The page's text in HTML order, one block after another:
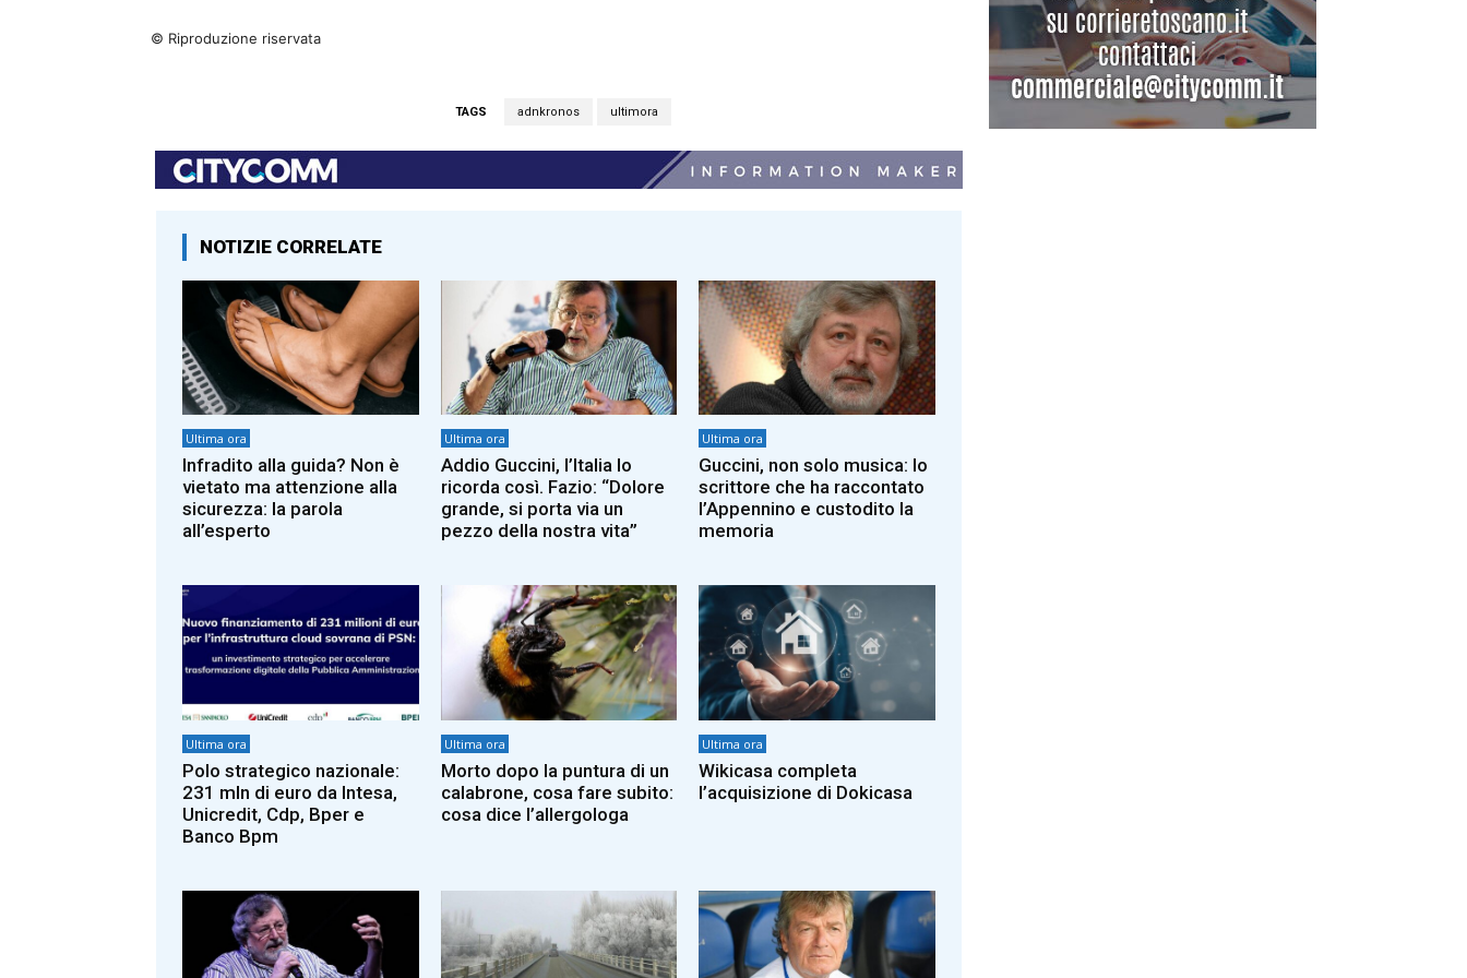
© Riproduzione riservata
TAGS adnkronos ultimora
NOTIZIE CORRELATE
Ultima ora
Infradito alla guida? Non è
vietato ma attenzione alla
sicurezza: la parola
all’esperto
Ultima ora
Addio Guccini, l’Italia lo
ricorda così. Fazio: “Dolore
grande, si porta via un
pezzo della nostra vita”
Ultima ora
Guccini, non solo musica: lo
scrittore che ha raccontato
l’Appennino e custodito la
memoria
Ultima ora
Polo strategico nazionale:
231 mln di euro da Intesa,
Unicredit, Cdp, Bper e
Banco Bpm
Ultima ora
Morto dopo la puntura di un
calabrone, cosa fare subito:
cosa dice l’allergologa
Ultima ora
Wikicasa completa
l’acquisizione di Dokicasa